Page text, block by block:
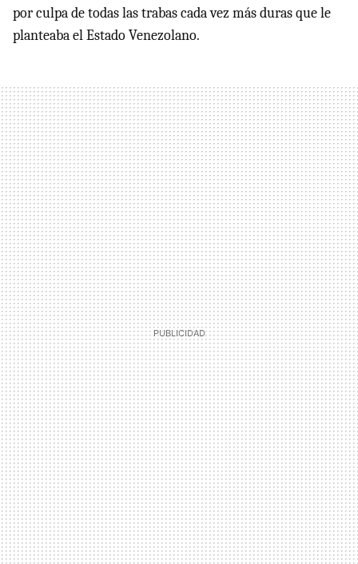
por culpa de todas las trabas cada vez más duras que le
planteaba el Estado Venezolano.